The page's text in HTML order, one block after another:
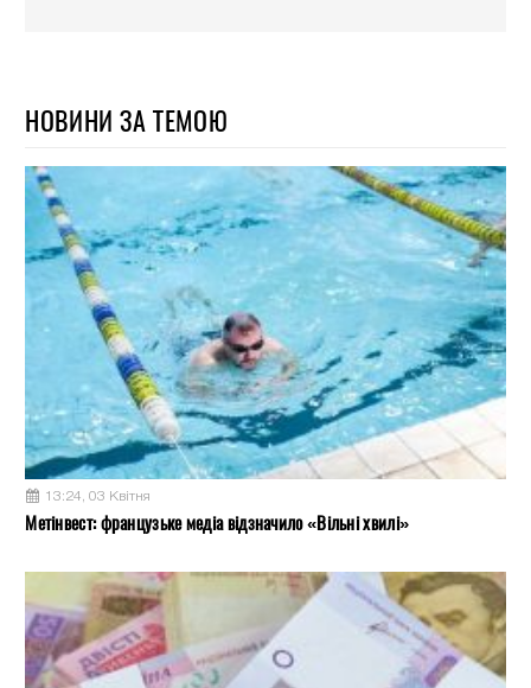
НОВИНИ ЗА ТЕМОЮ
13:24, 03 Квітня
Метінвест: французьке медіа відзначило «Вільні хвилі»